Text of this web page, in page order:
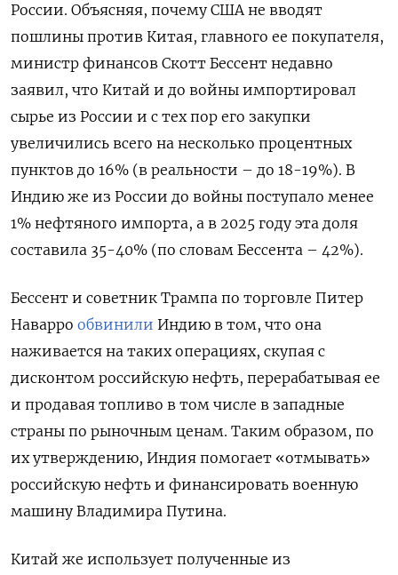
России. Объясняя, почему США не вводят
пошлины против Китая, главного ее покупателя,
министр финансов Скотт Бессент недавно
заявил, что Китай и до войны импортировал
сырье из России и с тех пор его закупки
увеличились всего на несколько процентных
пунктов до 16% (в реальности – до 18-19%). В
Индию же из России до войны поступало менее
1% нефтяного импорта, а в 2025 году эта доля
составила 35-40% (по словам Бессента – 42%).
Бессент и советник Трампа по торговле Питер
Наварро обвинили Индию в том, что она
наживается на таких операциях, скупая с
дисконтом российскую нефть, перерабатывая ее
и продавая топливо в том числе в западные
страны по рыночным ценам. Таким образом, по
их утверждению, Индия помогает «отмывать»
российскую нефть и финансировать военную
машину Владимира Путина.
Китай же использует полученные из